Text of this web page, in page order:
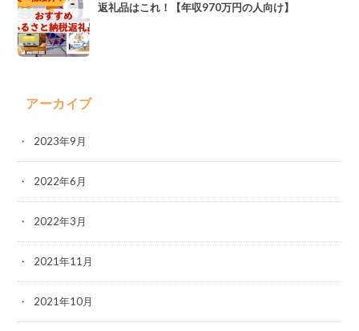
返礼品はこれ！【年収970万円の人向け】
アーカイブ
2023年9月
2022年6月
2022年3月
2021年11月
2021年10月